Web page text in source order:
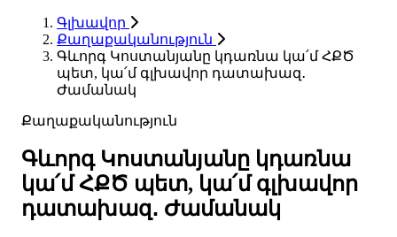
Գլխավոր
Քաղաքականություն
Գևորգ Կոստանյանը կդառնա կա՛մ ՀՔԾ
պետ, կա՛մ գլխավոր դատախազ․
Ժամանակ
Քաղաքականություն
Գևորգ Կոստանյանը կդառնա
կա՛մ ՀՔԾ պետ, կա՛մ գլխավոր
դատախազ․ Ժամանակ